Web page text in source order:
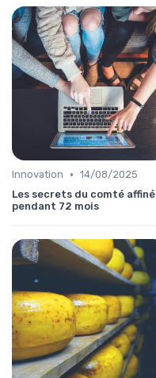
Innovation • 14/08/2025
Les secrets du comté affiné
pendant 72 mois